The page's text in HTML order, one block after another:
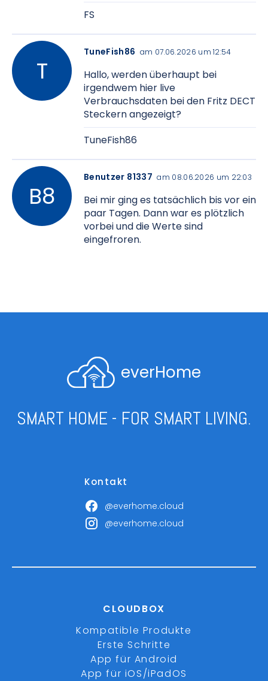
FS
TuneFish86 am 07.06.2026 um 12:54
Hallo, werden überhaupt bei
irgendwem hier live
Verbrauchsdaten bei den Fritz DECT
Steckern angezeigt?
TuneFish86
Benutzer 81337 am 08.06.2026 um 22:03
Bei mir ging es tatsächlich bis vor ein
paar Tagen. Dann war es plötzlich
vorbei und die Werte sind
eingefroren.
everHome
SMART HOME - FOR SMART LIVING.
Kontakt
@everhome.cloud
@everhome.cloud
CLOUDBOX
Kompatible Produkte
Erste Schritte
App für Android
App für iOS/iPadOS